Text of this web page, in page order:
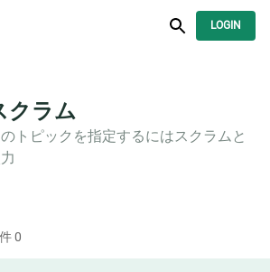
LOGIN
クラム
トピックを指定するにはスクラム と
0